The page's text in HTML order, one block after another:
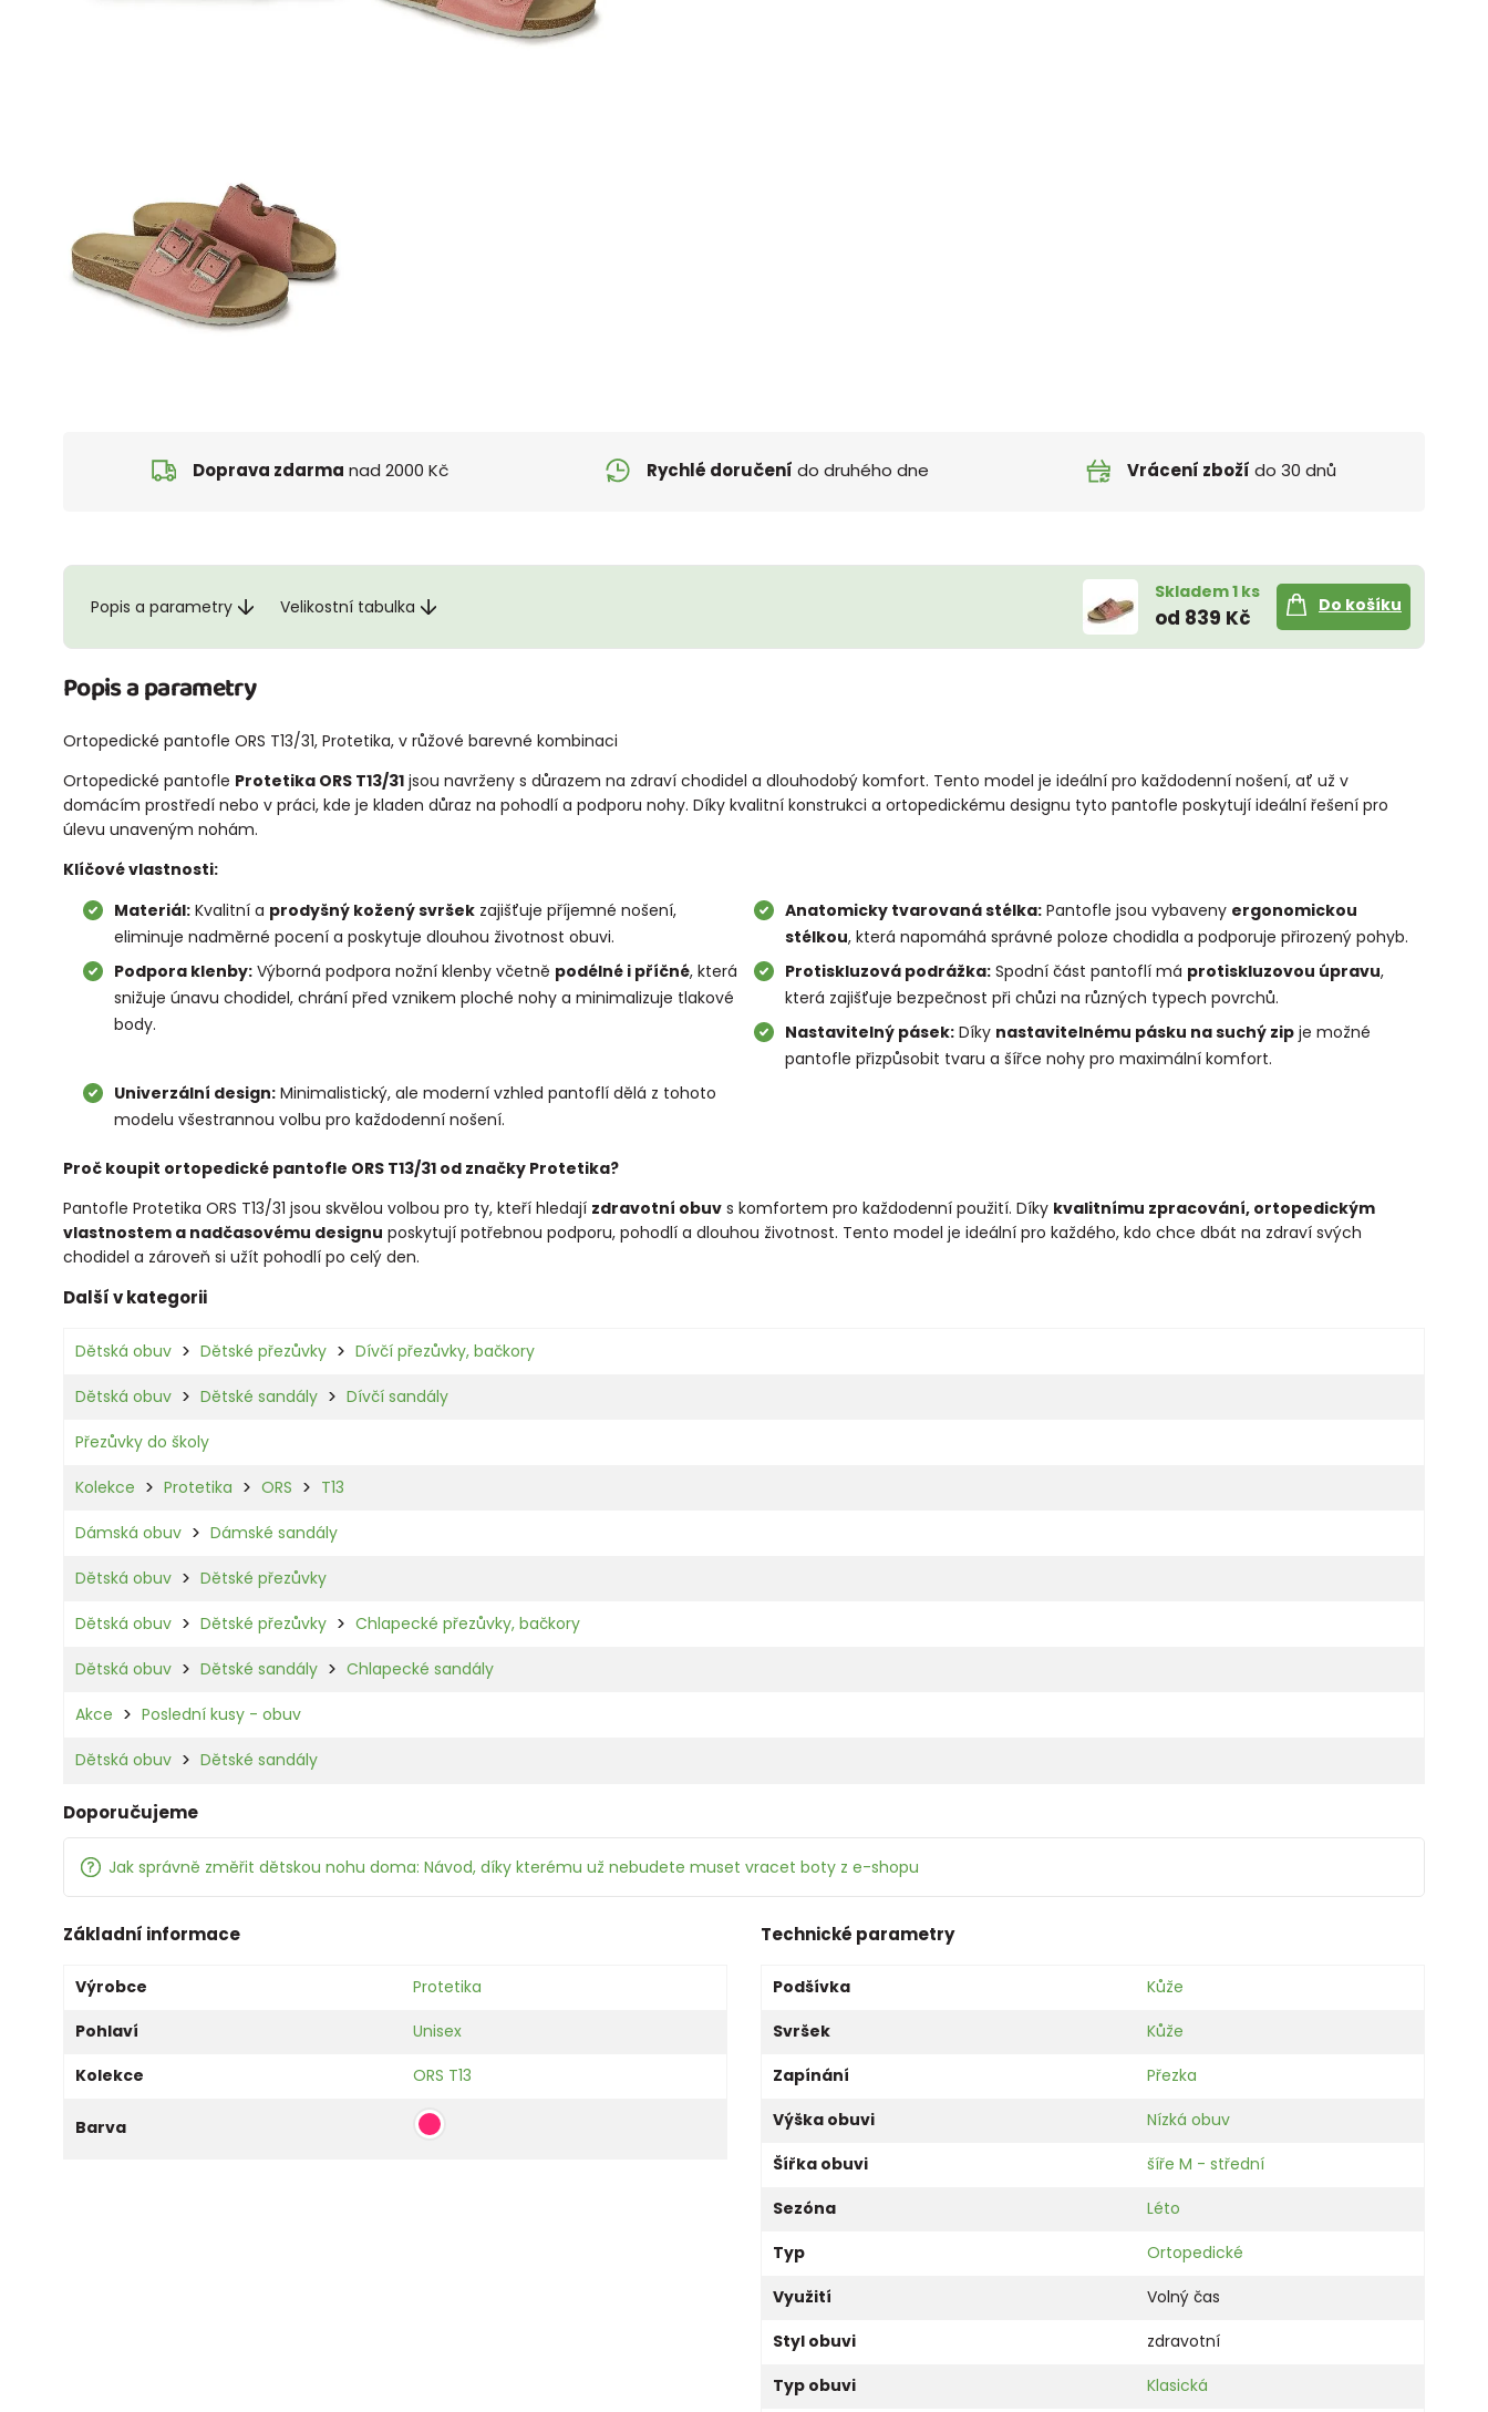
Doprava zdarma nad 2000 Kč Rychlé doručení do druhého dne Vrácení zboží do 30 dnů
Popis a parametry Velikostní tabulka
Skladem 1 ks
od 839 Kč
Do košíku
Popis a parametry
Ortopedické pantofle ORS T13/31, Protetika, v růžové barevné kombinaci
Ortopedické pantofle Protetika ORS T13/31 jsou navrženy s důrazem na zdraví chodidel a dlouhodobý komfort. Tento model je ideální pro každodenní nošení, ať už v
domácím prostředí nebo v práci, kde je kladen důraz na pohodlí a podporu nohy. Díky kvalitní konstrukci a ortopedickému designu tyto pantofle poskytují ideální řešení pro
úlevu unaveným nohám.
Klíčové vlastnosti:
Materiál:Kvalitní a prodyšný kožený svršekzajišťuje příjemné nošení,
eliminuje nadměrné pocení a poskytuje dlouhou životnost obuvi.
Anatomicky tvarovaná stélka:Pantofle jsou vybaveny ergonomickou
stélkou, která napomáhá správné poloze chodidla a podporuje přirozený pohyb.
Podpora klenby:Výborná podpora nožní klenby včetně podélné i příčné, která
snižuje únavu chodidel, chrání před vznikem ploché nohy a minimalizuje tlakové
body.
Protiskluzová podrážka:Spodní část pantoflí má protiskluzovou úpravu,
která zajišťuje bezpečnost při chůzi na různých typech povrchů.
Nastavitelný pásek:Díky nastavitelnému pásku na suchý zipje možné
pantofle přizpůsobit tvaru a šířce nohy pro maximální komfort.
Univerzální design:Minimalistický, ale moderní vzhled pantoflí dělá z tohoto
modelu všestrannou volbu pro každodenní nošení.
Proč koupit ortopedické pantofle ORS T13/31 od značky Protetika?
Pantofle Protetika ORS T13/31 jsou skvělou volbou pro ty, kteří hledají zdravotní obuv s komfortem pro každodenní použití. Díky kvalitnímu zpracování, ortopedickým
vlastnostem a nadčasovému designu poskytují potřebnou podporu, pohodlí a dlouhou životnost. Tento model je ideální pro každého, kdo chce dbát na zdraví svých
chodidel a zároveň si užít pohodlí po celý den.
Další v kategorii
Dětská obuv Dětské přezůvky Dívčí přezůvky, bačkory
Dětská obuv Dětské sandály Dívčí sandály
Přezůvky do školy
Kolekce Protetika ORS T13
Dámská obuv Dámské sandály
Dětská obuv Dětské přezůvky
Dětská obuv Dětské přezůvky Chlapecké přezůvky, bačkory
Dětská obuv Dětské sandály Chlapecké sandály
Akce Poslední kusy - obuv
Dětská obuv Dětské sandály
Doporučujeme
Jak správně změřit dětskou nohu doma: Návod, díky kterému už nebudete muset vracet boty z e-shopu
Základní informace
Výrobce
Protetika
Pohlaví
Unisex
Kolekce
ORS T13
Barva
Technické parametry
Podšívka
Kůže
Svršek
Kůže
Zapínání
Přezka
Výška obuvi
Nízká obuv
Šířka obuvi
šíře M - střední
Sezóna
Léto
Typ
Ortopedické
Využití
Volný čas
Styl obuvi
zdravotní
Typ obuvi
Klasická